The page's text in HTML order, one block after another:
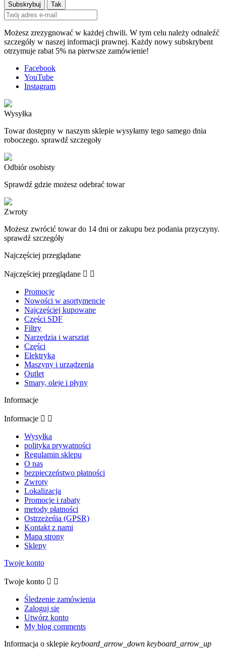
Możesz zrezygnować w każdej chwili. W tym celu należy odnaleźć
szczegóły w naszej informacji prawnej. Każdy nowy subskrybent
otrzymuje rabat 5% na pierwsze zamówienie!
Facebook
YouTube
Instagram
Wysyłka
Towar dostępny w naszym sklepie wysyłamy tego samego dnia
roboczego. sprawdź szczegoły
Odbiór osobisty
Sprawdź gdzie możesz odebrać towar
Zwroty
Możesz zwrócić towar do 14 dni or zakupu bez podania przyczyny.
sprawdź szczegóły
Najczęściej przeglądane
Najczęściej przeglądane  
Promocje
Nowości w asortymencie
Najczęściej kupowane
Części SDF
Filtry
Narzędzia i warsztat
Części
Elektryka
Maszyny i urządzenia
Outlet
Smary, oleje i płyny
Informacje
Informacje  
Wysyłka
polityka prywatności
Regulamin sklepu
O nas
bezpieczeństwo płatności
Zwroty
Lokalizacja
Promocje i rabaty
metody płatności
Ostrzeżeńia (GPSR)
Kontakt z nami
Mapa strony
Sklepy
Twoje konto
Twoje konto  
Śledzenie zamówienia
Zaloguj się
Utwórz konto
My blog comments
Informacja o sklepie keyboard_arrow_down keyboard_arrow_up